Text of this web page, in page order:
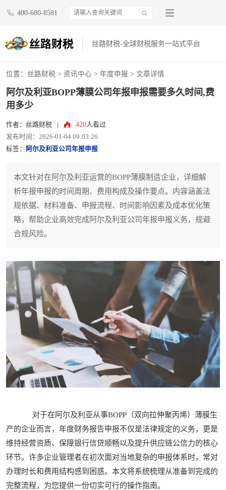
400-680-8581
丝路财税-全球财税服务一站式平台
位置： 丝路财税 > 资讯中心 > 年度申报 > 文章详情
阿尔及利亚BOPP薄膜公司年报申报需要多久时间,费
用多少
作者：丝路财税 420人看过
发布时间：2026-01-04 09:03:26
标签：
阿尔及利亚公司年报申报
本文针对在阿尔及利亚运营的BOPP薄膜制造企业，详细解
析年报申报的时间周期、费用构成及操作要点。内容涵盖法
规依据、材料准备、申报流程、时间影响因素及成本优化策
略，帮助企业高效完成阿尔及利亚公司年报申报义务，规避
合规风险。
对于在阿尔及利亚从事BOPP（双向拉伸聚丙烯）薄膜生
产的企业而言，年度财务报告申报不仅是法律规定的义务，更是
维持经营资质、保障银行信贷顺畅以及提升供应链公信力的核心
环节。许多企业管理者在初次面对当地复杂的申报体系时，常对
办理时长和费用结构感到困惑。本文将系统梳理从准备到完成的
完整流程，为您提供一份切实可行的操作指南。